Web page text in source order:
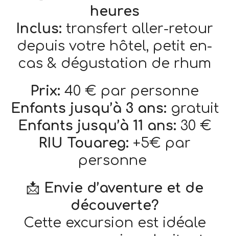
heures
Inclus: transfert aller-retour
depuis votre hôtel, petit en-
cas & dégustation de rhum
Prix: 40 € par personne
Enfants jusqu’à 3 ans: gratuit
Enfants jusqu’à 11 ans: 30 €
RIU Touareg: +5€ par
personne
📩 Envie d’aventure et de
découverte?
Cette excursion est idéale